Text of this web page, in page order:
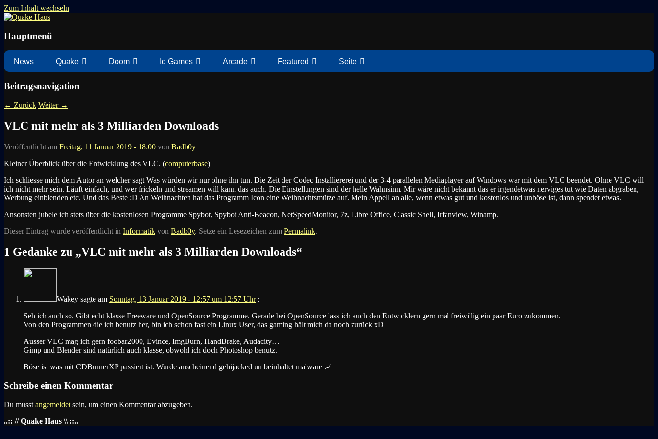
Zum Inhalt wechseln
Quake Haus
Hauptmenü
News Quake Doom Id Games Arcade Featured Seite
Beitragsnavigation
← Zurück Weiter →
VLC mit mehr als 3 Milliarden Downloads
Veröffentlicht am Freitag, 11 Januar 2019 - 18:00 von Badb0y
Kleiner Überblick über die Entwicklung des VLC. (computerbase)
Ich schliesse mich dem Autor an welcher sagt Was würden wir nur ohne ihn tun. Die Zeit der Codec Installiererei und der 3-4 parallelen Mediaplayer auf Windows war mit dem VLC beendet. Ohne VLC will
ich nicht mehr sein. Läuft einfach, und wer frickeln und streamen will kann das auch. Die Einstellungen sind der helle Wahnsinn. Mir wäre nicht bekannt das er irgendetwas nerviges tut wie Daten abgraben,
Werbung einblenden etc. Und das Beste :D An Weihnachten hat das Programm Icon eine Weihnachtsmütze auf. Mein Appell an alle, wenn etwas gut und kostenlos und unböse ist, dann spendet etwas.
Ansonsten jubele ich stets über die kostenlosen Programme Spybot, Spybot Anti-Beacon, NetSpeedMonitor, 7z, Libre Office, Classic Shell, Irfanview, Winamp.
Dieser Eintrag wurde veröffentlicht in Informatik von Badb0y. Setze ein Lesezeichen zum Permalink.
1 Gedanke zu „VLC mit mehr als 3 Milliarden Downloads“
Wakey sagte am Sonntag, 13 Januar 2019 - 12:57 um 12:57 Uhr :
Seh ich auch so. Gibt echt klasse Freeware und OpenSource Programme. Gerade bei OpenSource lass ich auch den Entwicklern gern mal freiwillig ein paar Euro zukommen.
Von den Programmen die ich benutz her, bin ich schon fast ein Linux User, das gaming hält mich da noch zurück xD
Ausser VLC mag ich gern foobar2000, Evince, ImgBurn, HandBrake, Audacity…
Gimp und Blender sind natürlich auch klasse, obwohl ich doch Photoshop benutz.
Böse ist was mit CDBurnerXP passiert ist. Wurde anscheinend gehijacked un beinhaltet malware :-/
Schreibe einen Kommentar
Du musst angemeldet sein, um einen Kommentar abzugeben.
..:: // Quake Haus \\ ::..